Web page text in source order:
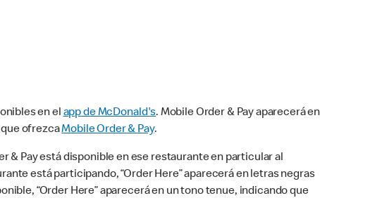
en elapp de McDonald's. Mobile Order & Pay aparecerá en
que ofrezcaMobile Order & Pay.
& Pay está disponible en ese restaurante en particular al
está participando, “Order Here” aparecerá en letras negras
“Order Here” aparecerá en un tono tenue, indicando que